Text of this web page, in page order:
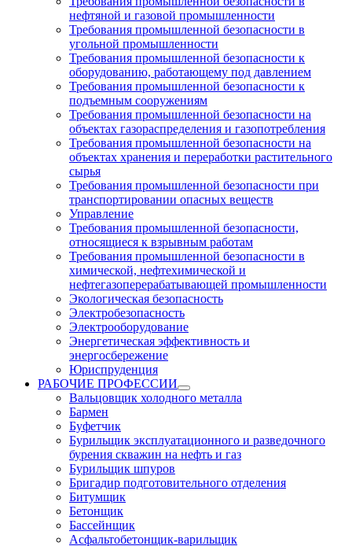
нефтяной и газовой промышленности
Требования промышленной безопасности в
угольной промышленности
Требования промышленной безопасности к
оборудованию, работающему под давлением
Требования промышленной безопасности к
подъемным сооружениям
Требования промышленной безопасности на
объектах газораспределения и газопотребления
Требования промышленной безопасности на
объектах хранения и переработки растительного
сырья
Требования промышленной безопасности при
транспортировании опасных веществ
Управление
Требования промышленной безопасности,
относящиеся к взрывным работам
Требования промышленной безопасности в
химической, нефтехимической и
нефтегазоперерабатывающей промышленности
Экологическая безопасность
Электробезопасность
Электрооборудование
Энергетическая эффективность и
энергосбережение
Юриспруденция
РАБОЧИЕ ПРОФЕССИИ
Вальцовщик холодного металла
Бармен
Буфетчик
Бурильщик эксплуатационного и разведочного
бурения скважин на нефть и газ
Бурильщик шпуров
Бригадир подготовительного отделения
Битумщик
Бетонщик
Бассейнщик
Асфальтобетонщик-варильщик